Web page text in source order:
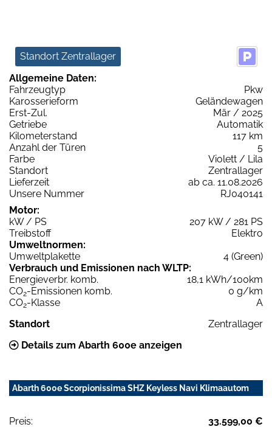
Standort Zentrallager
Allgemeine Daten:
Fahrzeugtyp
Pkw
Karosserieform
Geländewagen
Erst-Zul.
Mär / 2025
Getriebe
Automatik
Kilometerstand
117 km
Anzahl der Türen
5
Farbe
Violett / Lila
Standort
Zentrallager
Lieferzeit
ab ca. 11.08.2026
Unsere Nummer
RJ040141
Motor:
kW / PS
207 kW / 281 PS
Treibstoff
Elektro
Umweltnormen:
Umweltplakette
4 (Green)
Verbrauch und Emissionen nach WLTP:
Energieverbr. komb.
18,1 kWh/100km
CO2-Emissionen komb.
0 g/km
CO2-Klasse
A
Standort
Zentrallager
Details zum Abarth 600e anzeigen
Abarth 600e Scorpionissima SHZ Keyless Navi Klimaautom
Preis: 33.599,00 €